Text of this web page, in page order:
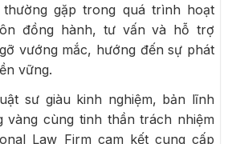
gặp trong quá trình hoạt
đồng hành, tư vấn và hỗ trợ
vướng mắc, hướng đến sự phát
vững.
sư giàu kinh nghiệm, bản lĩnh
vàng cùng tinh thần trách nhiệm
Law Firm cam kết cung cấp